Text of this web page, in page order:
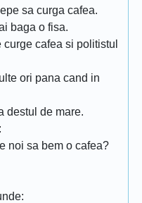
sa curga cafea.
baga o fisa.
cafea si politistul
ori pana cand in
destul de mare.
noi sa bem o cafea?